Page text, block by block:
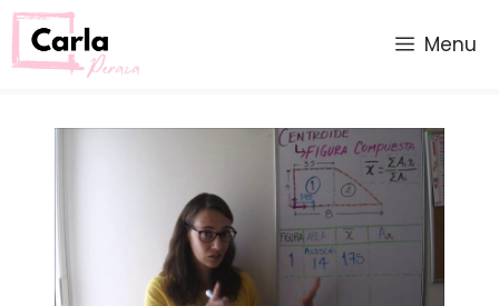
Saltar
al
contenido
Menu